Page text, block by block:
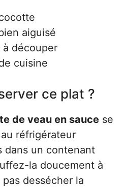
aiguisé
à découper
cuisine
ce plat ?
de veau en sauce se
réfrigérateur
dans un contenant
la doucement à
dessécher la